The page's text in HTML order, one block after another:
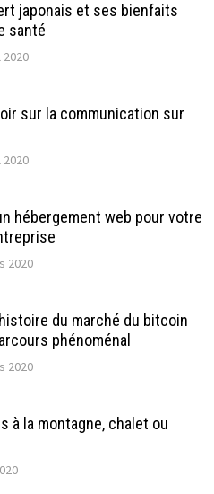
japonais et ses bienfaits
santé
2020
sur la communication sur
2020
hébergement web pour votre
2020
du marché du bitcoin
phénoménal
2020
à la montagne, chalet ou